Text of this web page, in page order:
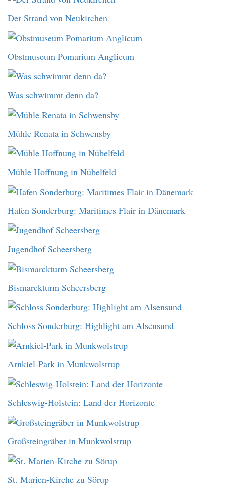
Der Strand von Neukirchen
Obstmuseum Pomarium Anglicum
Was schwimmt denn da?
Mühle Renata in Schwensby
Mühle Hoffnung in Nübelfeld
Hafen Sonderburg: Maritimes Flair in Dänemark
Jugendhof Scheersberg
Bismarckturm Scheersberg
Schloss Sonderburg: Highlight am Alsensund
Arnkiel-Park in Munkwolstrup
Schleswig-Holstein: Land der Horizonte
Großsteingräber in Munkwolstrup
St. Marien-Kirche zu Sörup